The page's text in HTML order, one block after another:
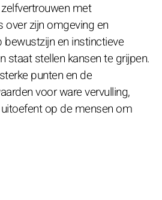
met
zijn omgeving en
en instinctieve
staat stellen kansen te grijpen.
punten en de
voor ware vervulling,
op de mensen om